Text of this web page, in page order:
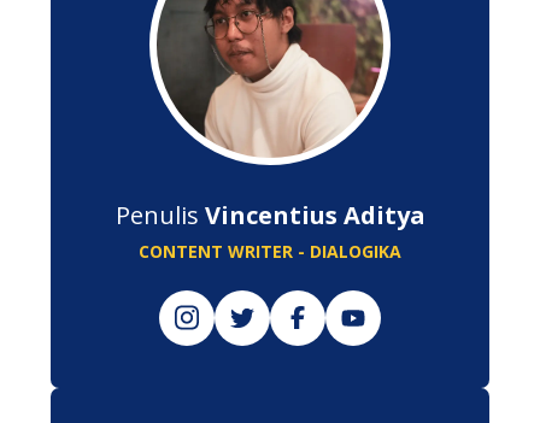
Penulis Vincentius Aditya
CONTENT WRITER - DIALOGIKA